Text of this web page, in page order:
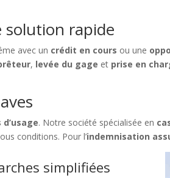
solution rapide
avec un crédit en cours ou une
, levée du gage et prise en
d’usage. Notre société spécialisée en
conditions. Pour l’indemnisation
simplifiées